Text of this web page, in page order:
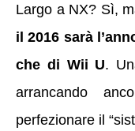
Largo a NX? Sì,
il 2016 sarà
che di Wii U.
arrancando
perfezionare il